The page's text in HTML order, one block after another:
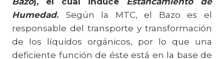
Humedad. Según la MTC, el Bazo es el
responsable del transporte y transformación
de los líquidos orgánicos, por lo que una
deficiente función de éste está en la base de